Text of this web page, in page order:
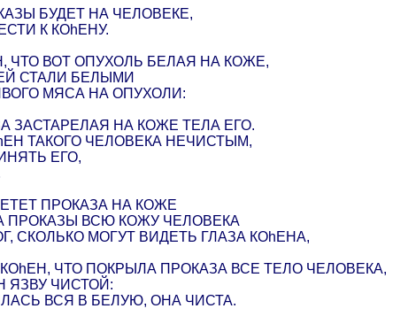
БУДЕТ НА ЧЕЛОВЕКЕ,
К КОhЕНУ.
ЧТО ВОТ ОПУХОЛЬ БЕЛАЯ НА КОЖЕ,
СТАЛИ БЕЛЫМИ
МЯСА НА ОПУХОЛИ:
ЗАСТАРЕЛАЯ НА КОЖЕ ТЕЛА ЕГО.
ТАКОГО ЧЕЛОВЕКА НЕЧИСТЫМ,
ЕГО,
ПРОКАЗА НА КОЖЕ
ПРОКАЗЫ ВСЮ КОЖУ ЧЕЛОВЕКА
СКОЛЬКО МОГУТ ВИДЕТЬ ГЛАЗА КОhЕНА,
ЧТО ПОКРЫЛА ПРОКАЗА ВСЕ ТЕЛО ЧЕЛОВЕКА,
ЯЗВУ ЧИСТОЙ:
ВСЯ В БЕЛУЮ, ОНА ЧИСТА.